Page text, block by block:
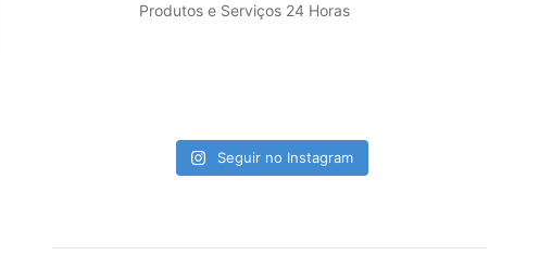
Produtos e Serviços 24 Horas
Seguir no Instagram